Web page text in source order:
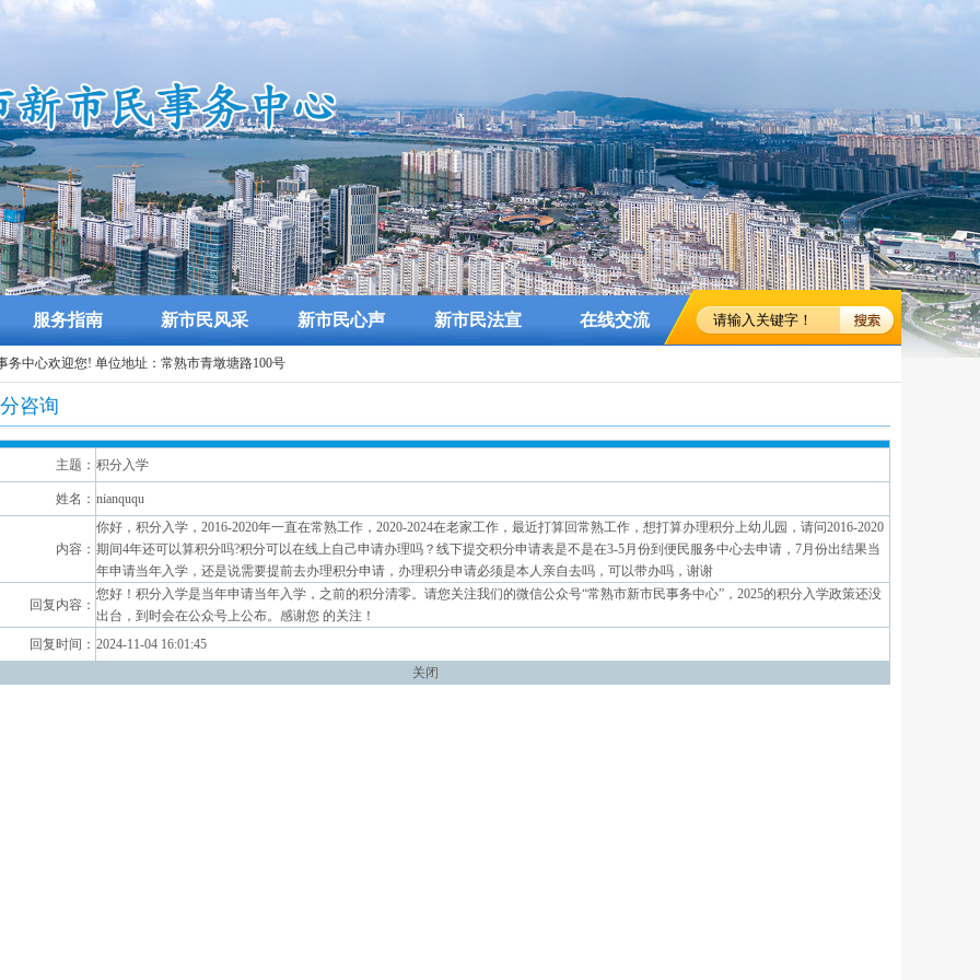
服务指南 新市民风采 新市民心声 新市民法宣 在线交流
务中心欢迎您! 单位地址：常熟市青墩塘路100号
咨询
主题： 积分入学
姓名： nianququ
内容：
你好，积分入学，2016-2020年一直在常熟工作，2020-2024在老家工作，最近打算回常熟工作，想打算办理积分上幼儿园，请问2016-2020
期间4年还可以算积分吗?积分可以在线上自己申请办理吗？线下提交积分申请表是不是在3-5月份到便民服务中心去申请，7月份出结果当
年申请当年入学，还是说需要提前去办理积分申请，办理积分申请必须是本人亲自去吗，可以带办吗，谢谢
回复内容：
您好！积分入学是当年申请当年入学，之前的积分清零。请您关注我们的微信公众号“常熟市新市民事务中心”，2025的积分入学政策还没
出台，到时会在公众号上公布。感谢您 的关注！
回复时间： 2024-11-04 16:01:45
关闭